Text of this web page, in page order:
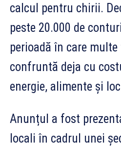
calcul pentru chirii.
peste 20.000 de
perioadă în care
confruntă deja cu
energie, alimente și
Anunțul a fost
locali în cadrul unei